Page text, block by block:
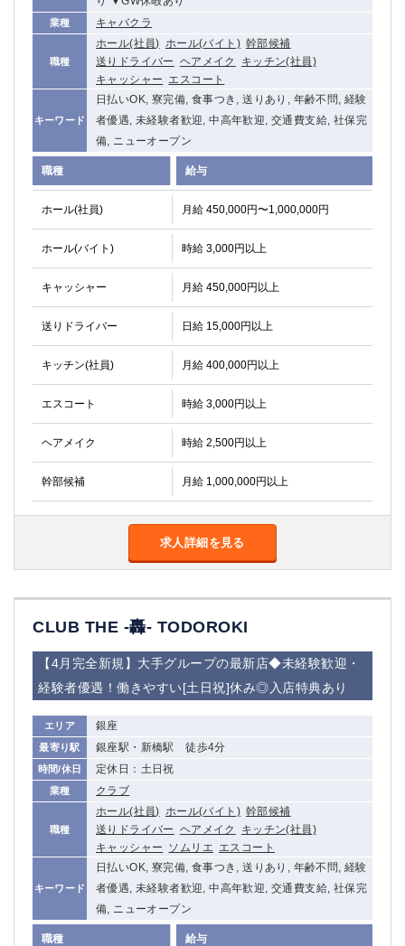
業種 キャバクラ
職種
ホール(社員) ホール(バイト) 幹部候補
送りドライバー ヘアメイク
キッチン(社員)
キャッシャー エスコート
キーワード
日払いOK, 寮完備, 食事つき, 送りあり, 年齢不問, 経験
者優遇, 未経験者歓迎, 中高年歓迎, 交通費支給, 社保完
備, ニューオープン
職種 給与
ホール(社員) 月給 450,000円〜1,000,000円
ホール(バイト) 時給 3,000円以上
キャッシャー 月給 450,000円以上
送りドライバー 日給 15,000円以上
キッチン(社員) 月給 400,000円以上
エスコート 時給 3,000円以上
ヘアメイク 時給 2,500円以上
幹部候補 月給 1,000,000円以上
求人詳細を見る
CLUB THE -轟- TODOROKI
【4月完全新規】大手グループの最新店◆未経験歓迎・
経験者優遇！働きやすい[土日祝]休み◎入店特典あり
エリア 銀座
最寄り駅 銀座駅・新橋駅 徒歩4分
時間/休日 定休日：土日祝
業種 クラブ
職種
ホール(社員) ホール(バイト) 幹部候補
送りドライバー ヘアメイク
キッチン(社員)
キャッシャー ソムリエ エスコート
キーワード
日払いOK, 寮完備, 食事つき, 送りあり, 年齢不問, 経験
者優遇, 未経験者歓迎, 中高年歓迎, 交通費支給, 社保完
備, ニューオープン
職種 給与